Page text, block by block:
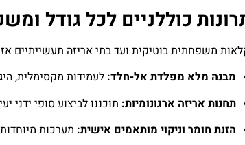
כוללניים לכל גודל
משפחתית בוטיקית ועד בתי אריזה תעשייתיים
מבנה מלא מפלדת אל-חלד: לעמידות מקסימלית,
תחנות אריזה ארגונומיות: תוכננו לביצוע סופי ידני
הזנת חומר וניקוי מותאמים אישית: מערכות